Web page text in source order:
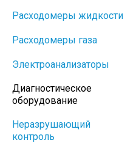
Расходомеры жидкости
Расходомеры газа
Электроанализаторы
Диагностическое
оборудование
Неразрушающий
контроль